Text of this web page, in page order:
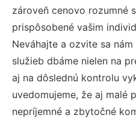
zároveň cenovo rozumné
prispôsobené vašim
Neváhajte a ozvite sa
služieb dbáme nielen na
aj na dôslednú kontrolu
uvedomujeme, že aj malé
nepríjemné a zbytočné